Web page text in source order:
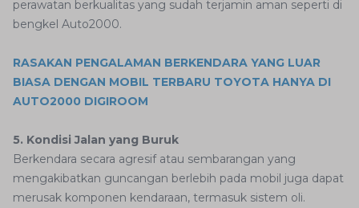
perawatan berkualitas yang sudah terjamin aman seperti di
bengkel Auto2000.
RASAKAN PENGALAMAN BERKENDARA YANG LUAR
BIASA DENGAN MOBIL TERBARU TOYOTA HANYA DI
AUTO2000 DIGIROOM
5. Kondisi Jalan yang Buruk
Berkendara secara agresif atau sembarangan yang
mengakibatkan guncangan berlebih pada mobil juga dapat
merusak komponen kendaraan, termasuk sistem oli.